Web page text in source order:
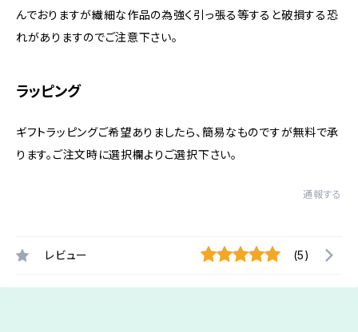
んでおりますが繊細な作品の為強く引っ張る等すると破損する恐
れがありますのでご注意下さい。
ラッピング
ギフトラッピングご希望ありましたら、簡易なものですが無料で承
ります。ご注文時に選択欄よりご選択下さい。
通報する
レビュー (5)